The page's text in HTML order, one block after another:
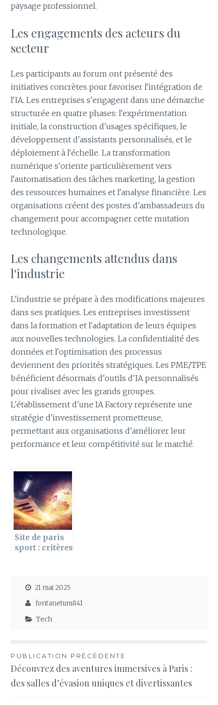
paysage professionnel.
Les engagements des acteurs du
secteur
Les participants au forum ont présenté des
initiatives concrètes pour favoriser l'intégration de
l'IA. Les entreprises s'engagent dans une démarche
structurée en quatre phases: l'expérimentation
initiale, la construction d'usages spécifiques, le
développement d'assistants personnalisés, et le
déploiement à l'échelle. La transformation
numérique s'oriente particulièrement vers
l'automatisation des tâches marketing, la gestion
des ressources humaines et l'analyse financière. Les
organisations créent des postes d'ambassadeurs du
changement pour accompagner cette mutation
technologique.
Les changements attendus dans
l'industrie
L'industrie se prépare à des modifications majeures
dans ses pratiques. Les entreprises investissent
dans la formation et l'adaptation de leurs équipes
aux nouvelles technologies. La confidentialité des
données et l'optimisation des processus
deviennent des priorités stratégiques. Les PME/TPE
bénéficient désormais d'outils d'IA personnalisés
pour rivaliser avec les grands groupes.
L'établissement d'une IA Factory représente une
stratégie d'investissement prometteuse,
permettant aux organisations d'améliorer leur
performance et leur compétitivité sur le marché.
Site de paris
sport : critères
21 mai 2025
fontanetum841
Tech
Navigation
de
PUBLICATION PRÉCÉDENTE
Découvrez des aventures immersives à Paris :
des salles d’évasion uniques et divertissantes